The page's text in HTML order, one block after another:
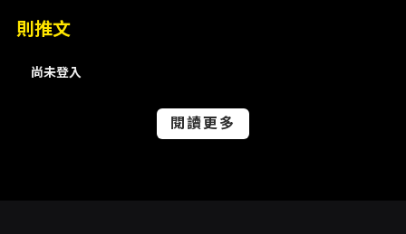
第六項採方案二） - 本節目採方案二：消費者可
票，逾期不受理。 - 退票需酌收票面金額 5% 手
（僅退回原信用卡帳戶）；已取票需將票券及退
票申請書郵寄回 KKTIX 指定地址，且僅退回原信
用卡帳戶。 - 詳細退票流程請參考 KKTIX 退換票
則推文
尚未登入
閱讀更多